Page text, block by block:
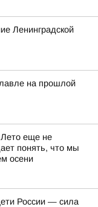
Ленинградской
на прошлой
еще не
понять, что мы
осени
России — сила